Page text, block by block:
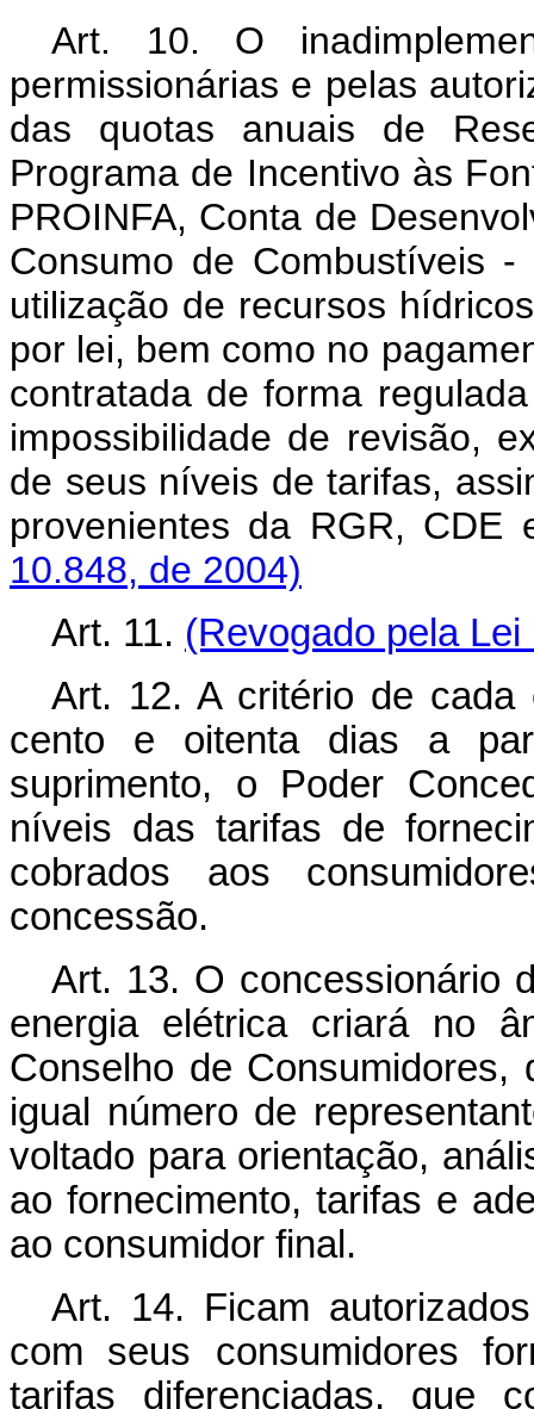
Art. 10. O
permissionárias e pelas
das quotas anuais de
Programa de Incentivo às
PROINFA, Conta de
Consumo de Combustíveis
utilização de recursos
por lei, bem como no
contratada de forma
impossibilidade de revisão,
de seus níveis de tarifas,
provenientes da RGR,
10.848, de 2004)
Art. 11. (Revogado pela
Art. 12. A critério de
cento e oitenta dias a
suprimento, o Poder
níveis das tarifas de
cobrados aos
concessão.
Art. 13. O concessionário
energia elétrica criará no
Conselho de
igual número de
voltado para orientação,
ao fornecimento, tarifas e
ao consumidor final.
Art. 14. Ficam
com seus consumidores
tarifas diferenciadas, que